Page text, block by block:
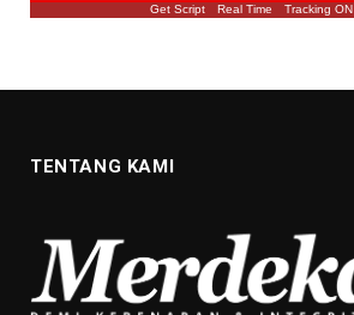
Get Script Real Time Tracking ON
TENTANG KAMI